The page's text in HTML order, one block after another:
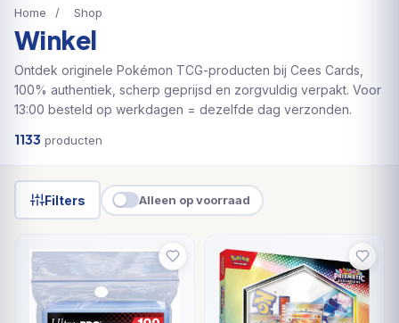
Home / Shop
Winkel
Ontdek originele Pokémon TCG-producten bij Cees Cards,
100% authentiek, scherp geprijsd en zorgvuldig verpakt. Voor
13:00 besteld op werkdagen = dezelfde dag verzonden.
1133 producten
Filters Alleen op voorraad